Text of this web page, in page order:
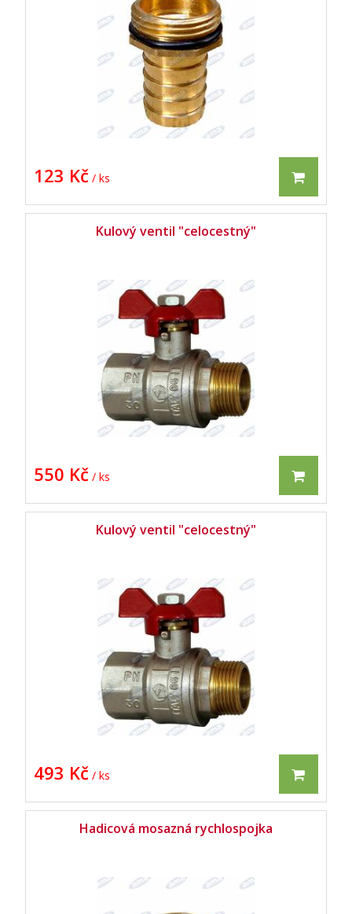
123 Kč / ks
Kulový ventil "celocestný"
550 Kč / ks
Kulový ventil "celocestný"
493 Kč / ks
Hadicová mosazná rychlospojka